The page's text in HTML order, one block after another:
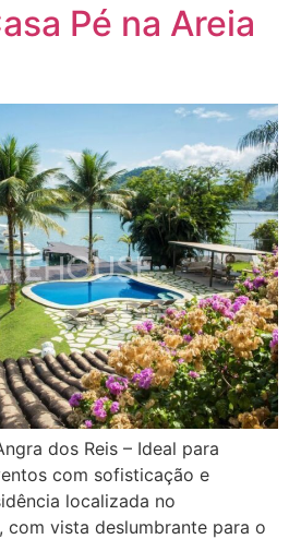
Pé na Areia
dos Reis – Ideal para
com sofisticação e
localizada no
com vista deslumbrante para o